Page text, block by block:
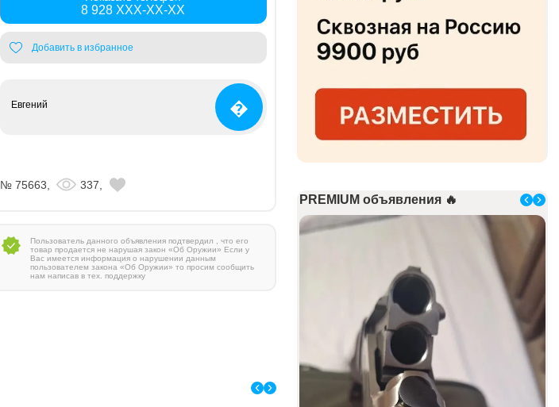
8 928 XXX-XX-XX
Добавить в избранное
Евгений �
№ 75663, 337,
Пользователь данного объявления подтвердил , что его
товар продается не нарушая закон «Об Оружии» Если у
Вас имеется информация о нарушении данным
пользователем закона «Об Оружии» то просим сообщить
нам написав в тех. поддержку
PREMIUM объявления 🔥